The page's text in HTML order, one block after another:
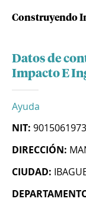
Construyendo
Datos de
Impacto E
Ayuda
NIT: 9015061973
DIRECCIÓN:
CIUDAD: